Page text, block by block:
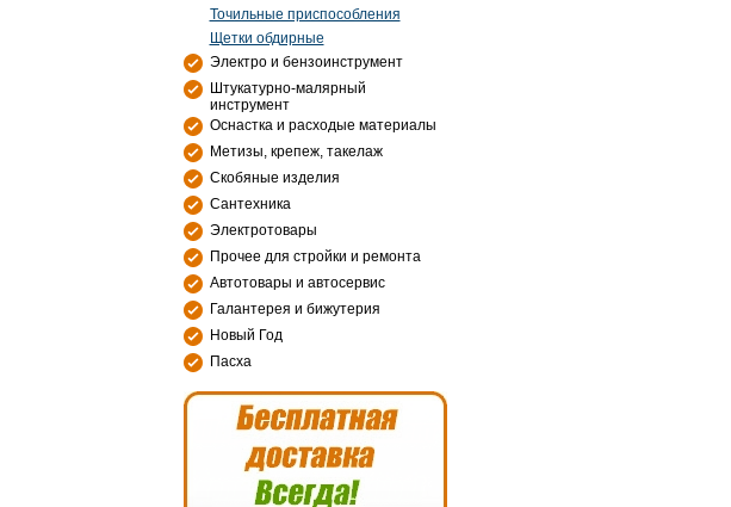
Точильные приспособления
Щетки обдирные
Электро и бензоинструмент
Штукатурно-малярный
инструмент
Оснастка и расходые материалы
Метизы, крепеж, такелаж
Скобяные изделия
Сантехника
Электротовары
Прочее для стройки и ремонта
Автотовары и автосервис
Галантерея и бижутерия
Новый Год
Пасха